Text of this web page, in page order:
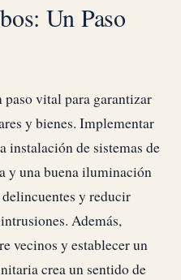
Un Paso
paso vital para garantizar
y bienes. Implementar
instalación de sistemas de
y una buena iluminación
y reducir
Además,
vecinos y establecer un
crea un sentido de